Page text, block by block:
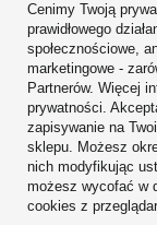
spadek
szybkość
Na rynku
Cenimy Twoją
prawidłowego
społecznościowe,
marketingowe -
Partnerów. Więcej
prywatności.
zapisywanie na
sklepu. Możesz
nich modyfikując
możesz wycofać w
cookies z